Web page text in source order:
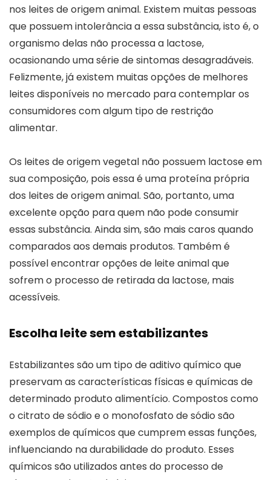
nos leites de origem animal. Existem muitas pessoas
que possuem intolerância a essa substância, isto é, o
organismo delas não processa a lactose,
ocasionando uma série de sintomas desagradáveis.
Felizmente, já existem muitas opções de melhores
leites disponíveis no mercado para contemplar os
consumidores com algum tipo de restrição
alimentar.
Os leites de origem vegetal não possuem lactose em
sua composição, pois essa é uma proteína própria
dos leites de origem animal. São, portanto, uma
excelente opção para quem não pode consumir
essas substância. Ainda sim, são mais caros quando
comparados aos demais produtos. Também é
possível encontrar opções de leite animal que
sofrem o processo de retirada da lactose, mais
acessíveis.
Escolha leite sem estabilizantes
Estabilizantes são um tipo de aditivo químico que
preservam as características físicas e químicas de
determinado produto alimentício. Compostos como
o citrato de sódio e o monofosfato de sódio são
exemplos de químicos que cumprem essas funções,
influenciando na durabilidade do produto. Esses
químicos são utilizados antes do processo de